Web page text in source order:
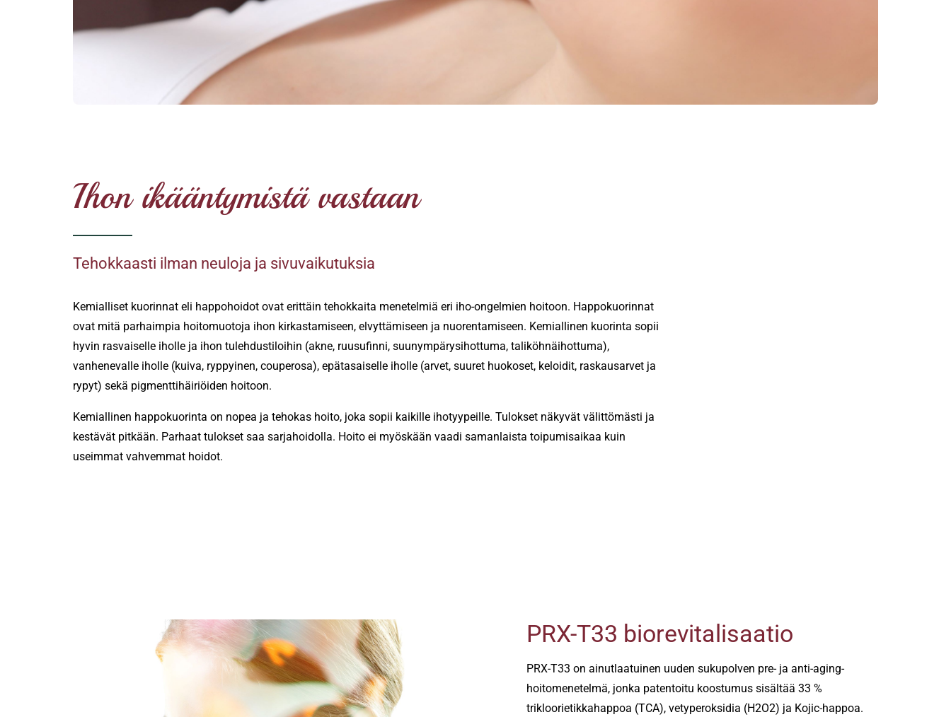
Ihon ikääntymistä vastaan
Tehokkaasti ilman neuloja ja sivuvaikutuksia
Kemialliset kuorinnat eli happohoidot ovat erittäin tehokkaita menetelmiä eri iho-ongelmien hoitoon. Happokuorinnat
ovat mitä parhaimpia hoitomuotoja ihon kirkastamiseen, elvyttämiseen ja nuorentamiseen. Kemiallinen kuorinta sopii
hyvin rasvaiselle iholle ja ihon tulehdustiloihin (akne, ruusufinni, suunympärysihottuma, taliköhnäihottuma),
vanhenevalle iholle (kuiva, ryppyinen, couperosa), epätasaiselle iholle (arvet, suuret huokoset, keloidit, raskausarvet ja
rypyt) sekä pigmenttihäiriöiden hoitoon.
Kemiallinen happokuorinta on nopea ja tehokas hoito, joka sopii kaikille ihotyypeille. Tulokset näkyvät välittömästi ja
kestävät pitkään. Parhaat tulokset saa sarjahoidolla. Hoito ei myöskään vaadi samanlaista toipumisaikaa kuin
useimmat vahvemmat hoidot.
PRX-T33 biorevitalisaatio
PRX-T33 on ainutlaatuinen uuden sukupolven pre- ja anti-aging-
hoitomenetelmä, jonka patentoitu koostumus sisältää 33 %
trikloorietikkahappoa (TCA), vetyperoksidia (H2O2) ja Kojic-happoa.